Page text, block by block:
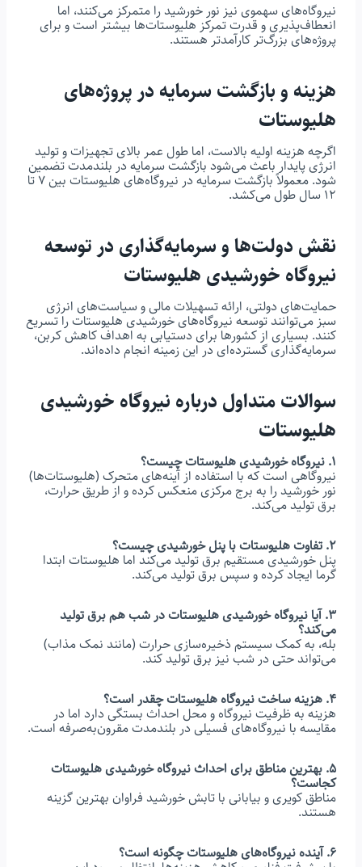
نیروگاه‌های سهموی نیز نور خورشید را متمرکز می‌کنند، اما
انعطاف‌پذیری و قدرت تمرکز هلیوستات‌ها بیشتر است و برای
پروژه‌های بزرگ‌تر کارآمدتر هستند.
هزینه و بازگشت سرمایه در پروژه‌های
هلیوستات
اگرچه هزینه اولیه بالاست، اما طول عمر بالای تجهیزات و تولید
انرژی پایدار باعث می‌شود بازگشت سرمایه در بلندمدت تضمین
شود. معمولاً بازگشت سرمایه در نیروگاه‌های هلیوستات بین ۷ تا
۱۲ سال طول می‌کشد.
نقش دولت‌ها و سرمایه‌گذاری در توسعه
نیروگاه خورشیدی هلیوستات
حمایت‌های دولتی، ارائه تسهیلات مالی و سیاست‌های انرژی
سبز می‌توانند توسعه نیروگاه‌های خورشیدی هلیوستات را تسریع
کنند. بسیاری از کشورها برای دستیابی به اهداف کاهش کربن،
سرمایه‌گذاری گسترده‌ای در این زمینه انجام داده‌اند.
سوالات متداول درباره نیروگاه خورشیدی
هلیوستات
۱. نیروگاه خورشیدی هلیوستات چیست؟
نیروگاهی است که با استفاده از آینه‌های متحرک (هلیوستات‌ها)
نور خورشید را به برج مرکزی منعکس کرده و از طریق حرارت،
برق تولید می‌کند.
۲. تفاوت هلیوستات با پنل خورشیدی چیست؟
پنل خورشیدی مستقیم برق تولید می‌کند اما هلیوستات ابتدا
گرما ایجاد کرده و سپس برق تولید می‌کند.
۳. آیا نیروگاه خورشیدی هلیوستات در شب هم برق تولید
می‌کند؟
بله، به کمک سیستم ذخیره‌سازی حرارت (مانند نمک مذاب)
می‌تواند حتی در شب نیز برق تولید کند.
۴. هزینه ساخت نیروگاه هلیوستات چقدر است؟
هزینه به ظرفیت نیروگاه و محل احداث بستگی دارد اما در
مقایسه با نیروگاه‌های فسیلی در بلندمدت مقرون‌به‌صرفه است.
۵. بهترین مناطق برای احداث نیروگاه خورشیدی هلیوستات
کجاست؟
مناطق کویری و بیابانی با تابش خورشید فراوان بهترین گزینه
هستند.
۶. آینده نیروگاه‌های هلیوستات چگونه است؟